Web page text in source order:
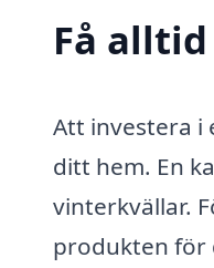
Få
Att investera i
ditt hem. En
vinterkvällar.
produkten för